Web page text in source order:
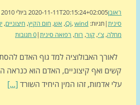
2020-11-11T20:15:24+02:00
|קטגוריות:
תגיות: Qi,wind
, אש,חום הקיץ, חיצוניים,יובש,לחות ,
קור,רוח,רפואה סינית|0 תגובות
האבולוציה למד גוף האדם להסתגל לתנאי
ואף קיצוניים, האדם הוא כנראה הייצור
אדמות, זהו המין היחיד השורד[...]